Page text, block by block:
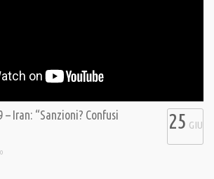
– Iran: “Sanzioni? Confusi
25 GIU